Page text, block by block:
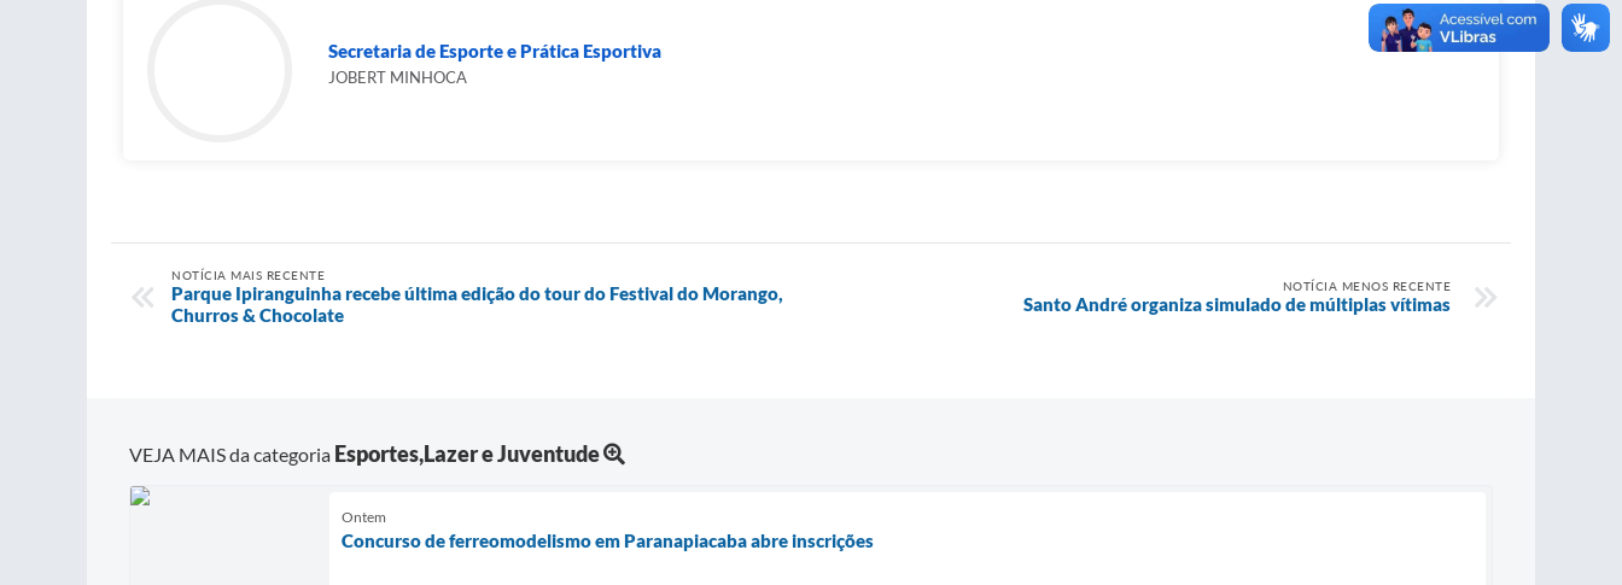
Secretaria de Esporte e Prática Esportiva
JOBERT MINHOCA
NOTÍCIA MAIS RECENTE
Parque Ipiranguinha recebe última edição do tour do Festival do Morango,
Churros & Chocolate
NOTÍCIA MENOS RECENTE
Santo André organiza simulado de múltiplas vítimas
VEJA MAIS da categoria Esportes,Lazer e Juventude
Ontem
Concurso de ferreomodelismo em Paranapiacaba abre inscrições